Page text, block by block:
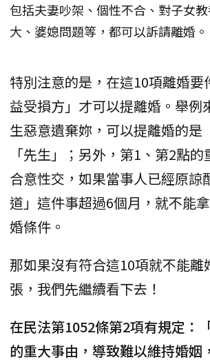
包括夫妻吵架、個性不合、對子女
大、婆媳問題等，都可以訴請離婚
特別注意的是，在這10項離婚要
益受損方」才可以提離婚。舉例
生惡意遺棄妳，可以提離婚的是
「先生」；另外，第1、第2點
合意性交，如果當事人已經原諒
道」這件事超過6個月，就不能
婚條件。
那如果沒有符合這10項就不能離
張，我們先繼續看下去！
在民法第1052條第2項有規定：
的重大事由，導致難以維持婚姻